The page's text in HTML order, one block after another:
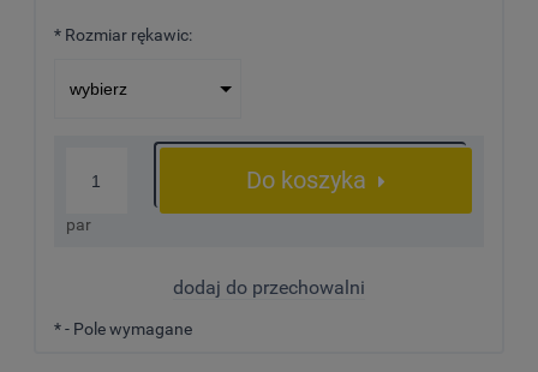
* Rozmiar rękawic:
par
Do koszyka
dodaj do przechowalni
*- Pole wymagane